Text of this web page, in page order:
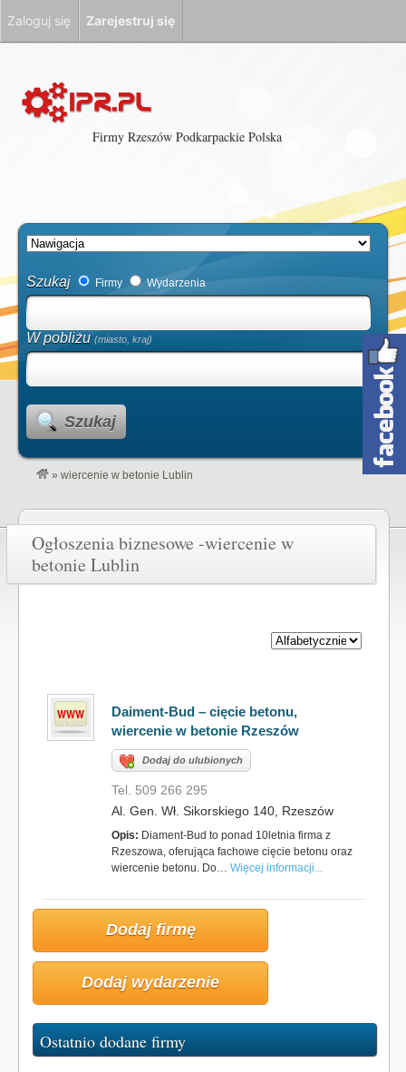
Firmy Rzeszów Podkarpackie Polska
Szukaj Firmy Wydarzenia
W pobliżu (miasto, kraj)
Szukaj
» wiercenie w betonie Lublin
Ogłoszenia biznesowe -wiercenie w
betonie Lublin
Daiment-Bud – cięcie betonu,
wiercenie w betonie Rzeszów
Dodaj do ulubionych
Tel. 509 266 295
Al. Gen. Wł. Sikorskiego 140, Rzeszów
Opis: Diament-Bud to ponad 10letnia firma z
Rzeszowa, oferująca fachowe cięcie betonu oraz
wiercenie betonu. Do… Więcej informacji...
Dodaj firmę
Dodaj wydarzenie
Ostatnio dodane firmy
Zaloguj się Zarejestruj się